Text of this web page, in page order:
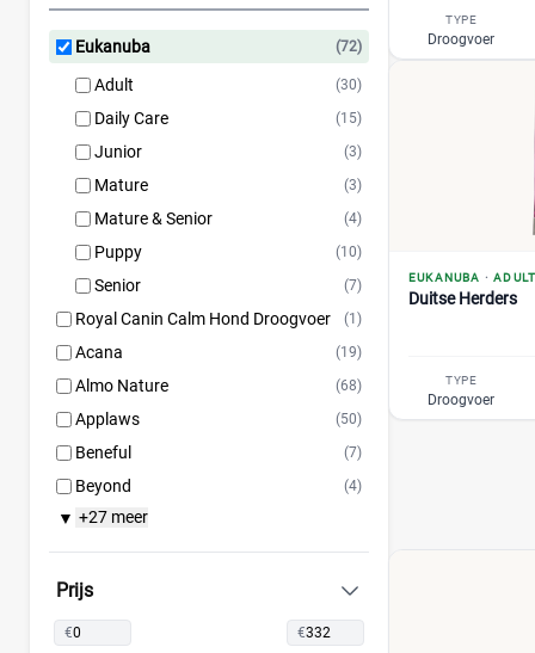
Eukanuba (72)
Adult (30)
Daily Care (15)
Junior (3)
Mature (3)
Mature & Senior (4)
Puppy (10)
Senior (7)
Royal Canin Calm Hond Droogvoer (1)
Acana (19)
Almo Nature (68)
Applaws (50)
Beneful (7)
Beyond (4)
BF Petfood
Bonzo (18)
Bosch (57)
Briantos (12)
▼ +27 meer
Prijs
€ €
TYPE
Droogvoer
EUKANUBA ·ADULT
Duitse Herders
TYPE
Droogvoer